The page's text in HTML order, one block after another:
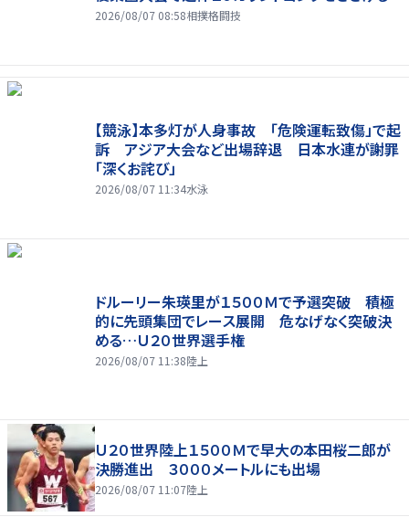
2026/08/07 08:58相撲格闘技
【競泳】本多灯が人身事故 「危険運転致傷」で起
訴 アジア大会など出場辞退 日本水連が謝罪
「深くお詫び」
2026/08/07 11:34水泳
ドルーリー朱瑛里が１５００Ｍで予選突破 積極
的に先頭集団でレース展開 危なげなく突破決
める…Ｕ２０世界選手権
2026/08/07 11:38陸上
Ｕ２０世界陸上１５００Ｍで早大の本田桜二郎が
決勝進出 ３０００メートルにも出場
2026/08/07 11:07陸上